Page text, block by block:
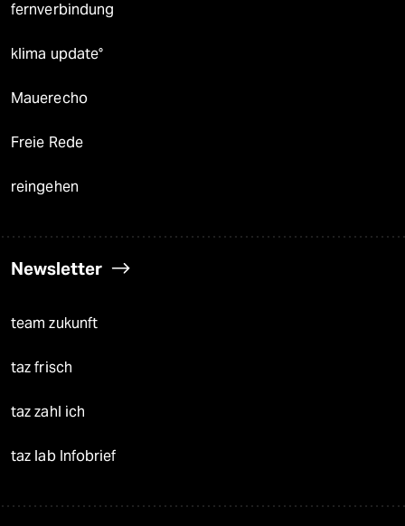
fernverbindung
klima update°
Mauerecho
Freie Rede
reingehen
Newsletter
team zukunft
taz frisch
taz zahl ich
taz lab Infobrief